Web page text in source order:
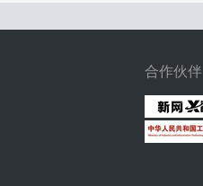
合作伙伴